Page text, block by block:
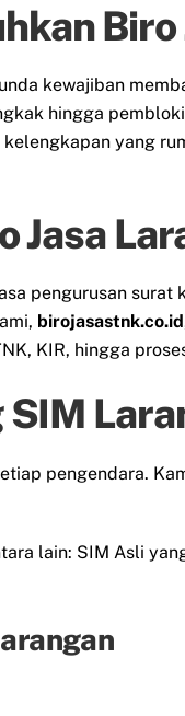
Biro
kewajiban
hingga
yang
Jasa
pengurusan surat
birojasastnk.co.id
KIR, hingga
SIM
pengendara.
lain: SIM Asli